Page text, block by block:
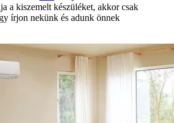
a kiszemelt készüléket, akkor csak
írjon nekünk és adunk önnek